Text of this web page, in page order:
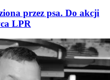
przez psa. Do akcji
LPR